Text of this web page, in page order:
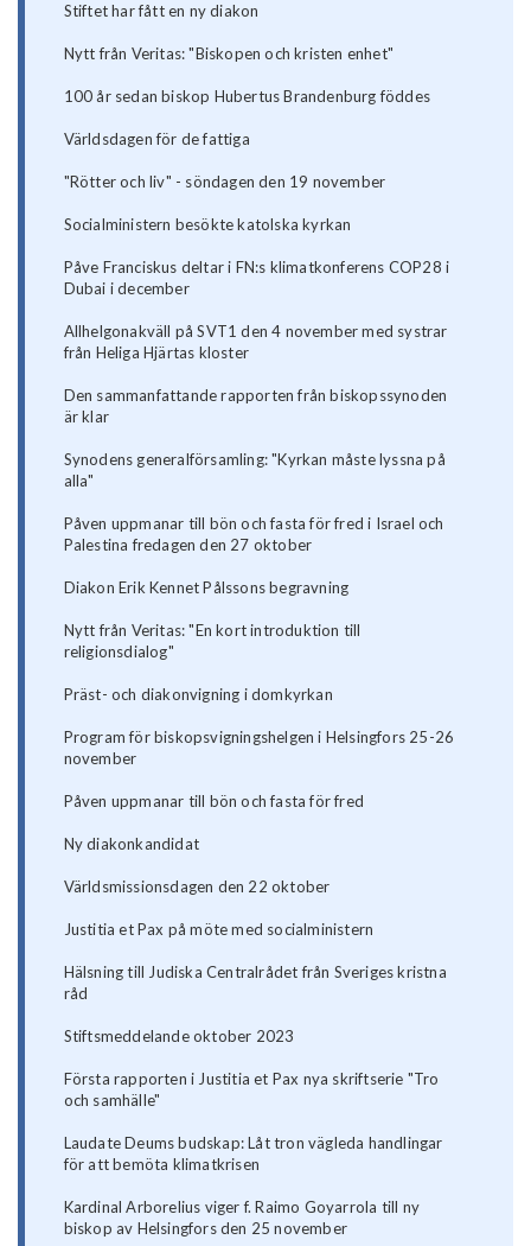
Stiftet har fått en ny diakon
Nytt från Veritas: "Biskopen och kristen enhet"
100 år sedan biskop Hubertus Brandenburg föddes
Världsdagen för de fattiga
"Rötter och liv" - söndagen den 19 november
Socialministern besökte katolska kyrkan
Påve Franciskus deltar i FN:s klimatkonferens COP28 i
Dubai i december
Allhelgonakväll på SVT1 den 4 november med systrar
från Heliga Hjärtas kloster
Den sammanfattande rapporten från biskopssynoden
är klar
Synodens generalförsamling: "Kyrkan måste lyssna på
alla"
Påven uppmanar till bön och fasta för fred i Israel och
Palestina fredagen den 27 oktober
Diakon Erik Kennet Pålssons begravning
Nytt från Veritas: "En kort introduktion till
religionsdialog"
Präst- och diakonvigning i domkyrkan
Program för biskopsvigningshelgen i Helsingfors 25-26
november
Påven uppmanar till bön och fasta för fred
Ny diakonkandidat
Världsmissionsdagen den 22 oktober
Justitia et Pax på möte med socialministern
Hälsning till Judiska Centralrådet från Sveriges kristna
råd
Stiftsmeddelande oktober 2023
Första rapporten i Justitia et Pax nya skriftserie "Tro
och samhälle"
Laudate Deums budskap: Låt tron vägleda handlingar
för att bemöta klimatkrisen
Kardinal Arborelius viger f. Raimo Goyarrola till ny
biskop av Helsingfors den 25 november